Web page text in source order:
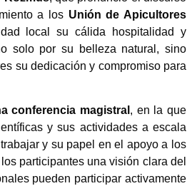
a los Unión de Apicultores
local su cálida hospitalidad y
solo por su belleza natural, sino
su dedicación y compromiso para
conferencia magistral , en la que
y sus actividades a escala
y su papel en el apoyo a los
participantes una visión clara del
pueden participar activamente